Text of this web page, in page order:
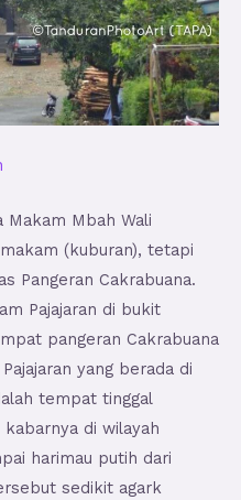
Makam Mbah Wali
(kuburan), tetapi
Pangeran Cakrabuana.
Pajajaran di bukit
pangeran Cakrabuana
yang berada di
tempat tinggal
kabarnya di wilayah
harimau putih dari
sedikit agark